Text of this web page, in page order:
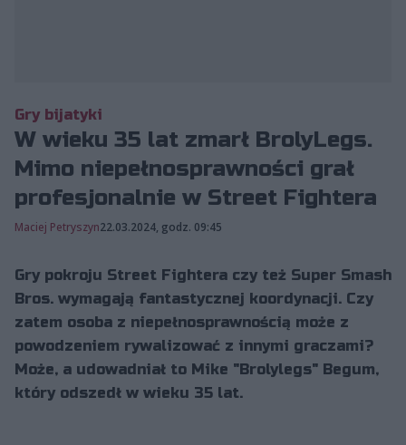
Gry bijatyki
W wieku 35 lat zmarł BrolyLegs.
Mimo niepełnosprawności grał
profesjonalnie w Street Fightera
Maciej Petryszyn22.03.2024, godz. 09:45
Gry pokroju Street Fightera czy też Super Smash
Bros. wymagają fantastycznej koordynacji. Czy
zatem osoba z niepełnosprawnością może z
powodzeniem rywalizować z innymi graczami?
Może, a udowadniał to Mike "Brolylegs" Begum,
który odszedł w wieku 35 lat.